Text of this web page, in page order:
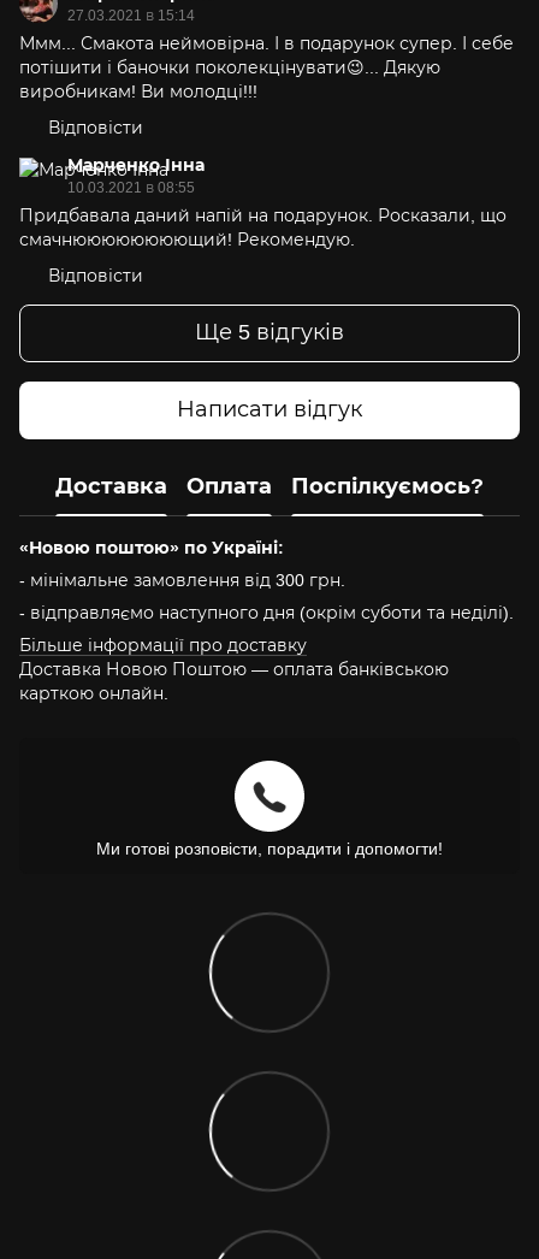
27.03.2021 в 15:14
Ммм... Смакота неймовірна. І в подарунок супер. І себе
потішити і баночки поколекцінувати😉... Дякую
виробникам! Ви молодці!!!
Відповісти
Марченко Інна
10.03.2021 в 08:55
Придбавала даний напій на подарунок. Росказали, що
смачнюююююююющий! Рекомендую.
Відповісти
Ще 5 відгуків
Написати відгук
Доставка Оплата Поспілкуємось?
«Новою поштою» по Україні:
- мінімальне замовлення від 300 грн.
- відправляємо наступного дня (окрім суботи та неділі).
Більше інформації про доставку
Доставка Новою Поштою — оплата банківською
карткою онлайн.